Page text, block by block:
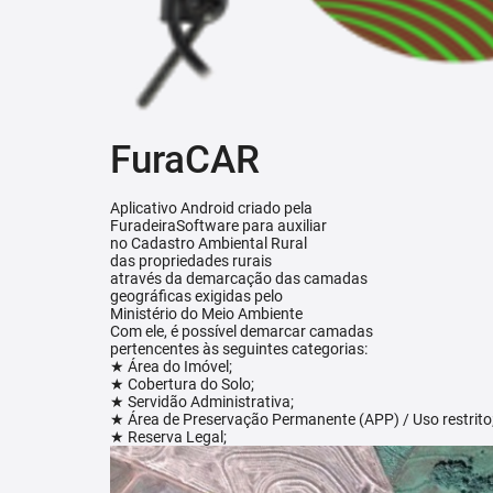
FuraCAR
Aplicativo Android criado pela
FuradeiraSoftware para auxiliar
no Cadastro Ambiental Rural
das propriedades rurais
através da demarcação das camadas
geográficas exigidas pelo
Ministério do Meio Ambiente
Com ele, é possível demarcar camadas
pertencentes às seguintes categorias:
★ Área do Imóvel;
★ Cobertura do Solo;
★ Servidão Administrativa;
★ Área de Preservação Permanente (APP) / Uso
★ Reserva Legal;